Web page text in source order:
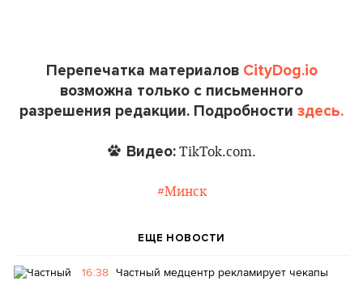
Перепечатка материалов CityDog.io
возможна только с письменного
разрешения редакции. Подробности здесь.
Видео:TikTok.com.
#Минск
ЕЩЕ НОВОСТИ
16:38 Частный медцентр рекламирует чекапы